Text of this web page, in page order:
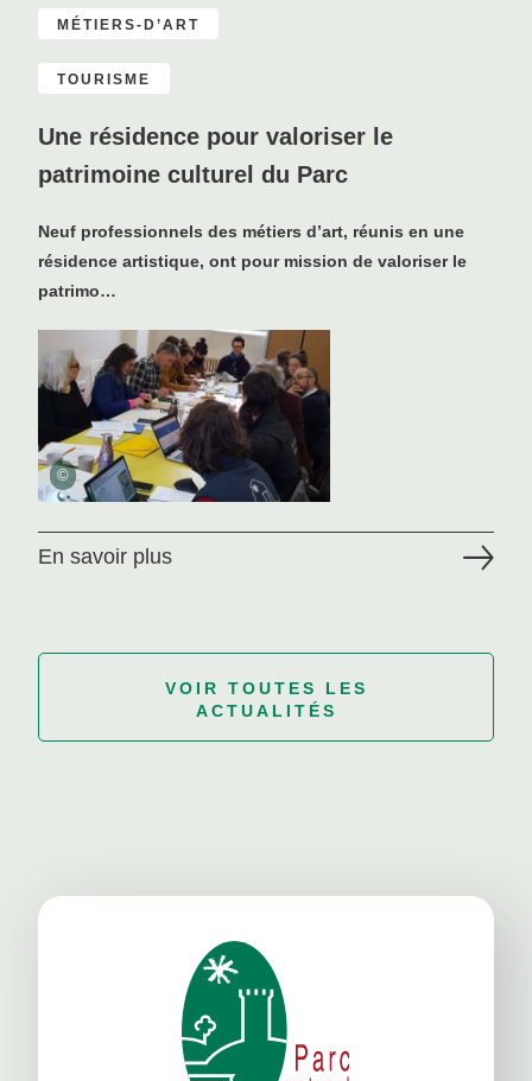
MÉTIERS-D’ART
TOURISME
Une résidence pour valoriser le
patrimoine culturel du Parc
Neuf professionnels des métiers d’art, réunis en une
résidence artistique, ont pour mission de valoriser le
patrimo…
©
En savoir plus
VOIR TOUTES LES
ACTUALITÉS